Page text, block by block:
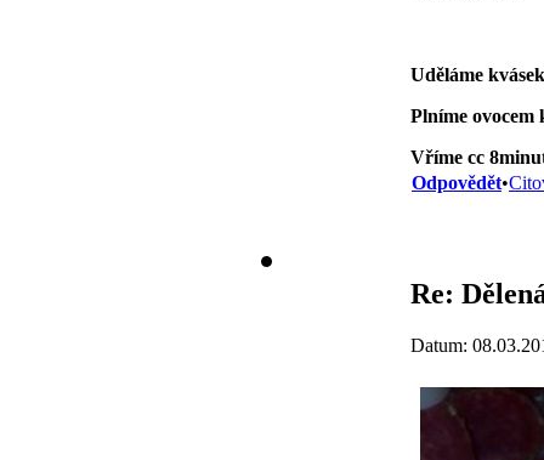
Uděláme
Plníme
Vříme cc
Odpovědět•
Re:
Datum: